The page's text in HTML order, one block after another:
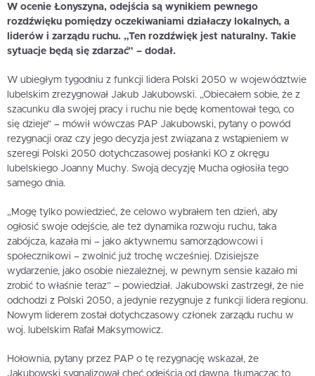
W ocenie Łonyszyna, odejścia są wynikiem pewnego
rozdźwięku pomiędzy oczekiwaniami działaczy lokalnych, a
liderów i zarządu ruchu. „Ten rozdźwięk jest naturalny. Takie
sytuacje będą się zdarzać” – dodał.
W ubiegłym tygodniu z funkcji lidera Polski 2050 w województwie
lubelskim zrezygnował Jakub Jakubowski. „Obiecałem sobie, że z
szacunku dla swojej pracy i ruchu nie będę komentował tego, co
się dzieje” – mówił wówczas PAP Jakubowski, pytany o powód
rezygnacji oraz czy jego decyzja jest związana z wstąpieniem w
szeregi Polski 2050 dotychczasowej posłanki KO z okręgu
lubelskiego Joanny Muchy. Swoją decyzję Mucha ogłosiła tego
samego dnia.
„Mogę tylko powiedzieć, że celowo wybrałem ten dzień, aby
ogłosić swoje odejście, ale też dynamika rozwoju ruchu, taka
zabójcza, kazała mi – jako aktywnemu samorządowcowi i
społecznikowi – zwolnić już trochę wcześniej. Dzisiejsze
wydarzenie, jako osobie niezależnej, w pewnym sensie kazało mi
zrobić to właśnie teraz” – powiedział. Jakubowski zastrzegł, że nie
odchodzi z Polski 2050, a jedynie rezygnuje z funkcji lidera regionu.
Nowym liderem został dotychczasowy członek zarządu ruchu w
woj. lubelskim Rafał Maksymowicz.
Hołownia, pytany przez PAP o tę rezygnację wskazał, że
Jakubowski sygnalizował chęć odejścia od dawna, tłumacząc to